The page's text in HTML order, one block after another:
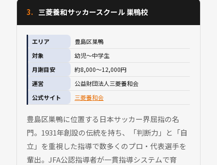
3. 三菱養和サッカースクール 巣鴨校
エリア
豊島区巣鴨
対象
幼児〜中学生
月謝目安
約8,000〜12,000円
運営
公益財団法人三菱養和会
公式サイト
三菱養和会
豊島区巣鴨に位置する日本サッカー界屈指の名
門。1931年創設の伝統を持ち、「判断力」と「自
立」を重視した指導で数多くのプロ・代表選手を
輩出。JFA公認指導者が一貫指導システムで育